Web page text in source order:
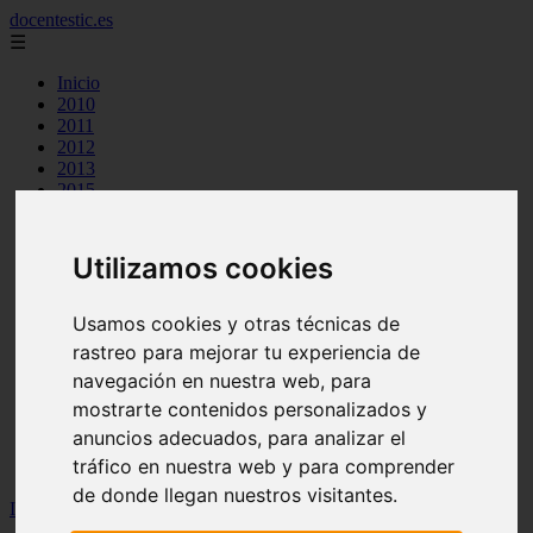
Utilizamos cookies
Usamos cookies y otras técnicas de
rastreo para mejorar tu experiencia de
navegación en nuestra web, para
mostrarte contenidos personalizados y
anuncios adecuados, para analizar el
tráfico en nuestra web y para comprender
de donde llegan nuestros visitantes.
docentestic.es
☰
Inicio
2010
2011
2012
2013
2015
2019
cuidado y mantenimiento de la flauta
eventos y conciertos de flauta
interpretes destacados de flauta
musica para flauta
noticias sobre flauta
partituras para flauta
recursos para aprender a tocar la flauta
tecnicas de flauta
tipos de flauta
Inicio
flauta >Información y Características del Contrabajo